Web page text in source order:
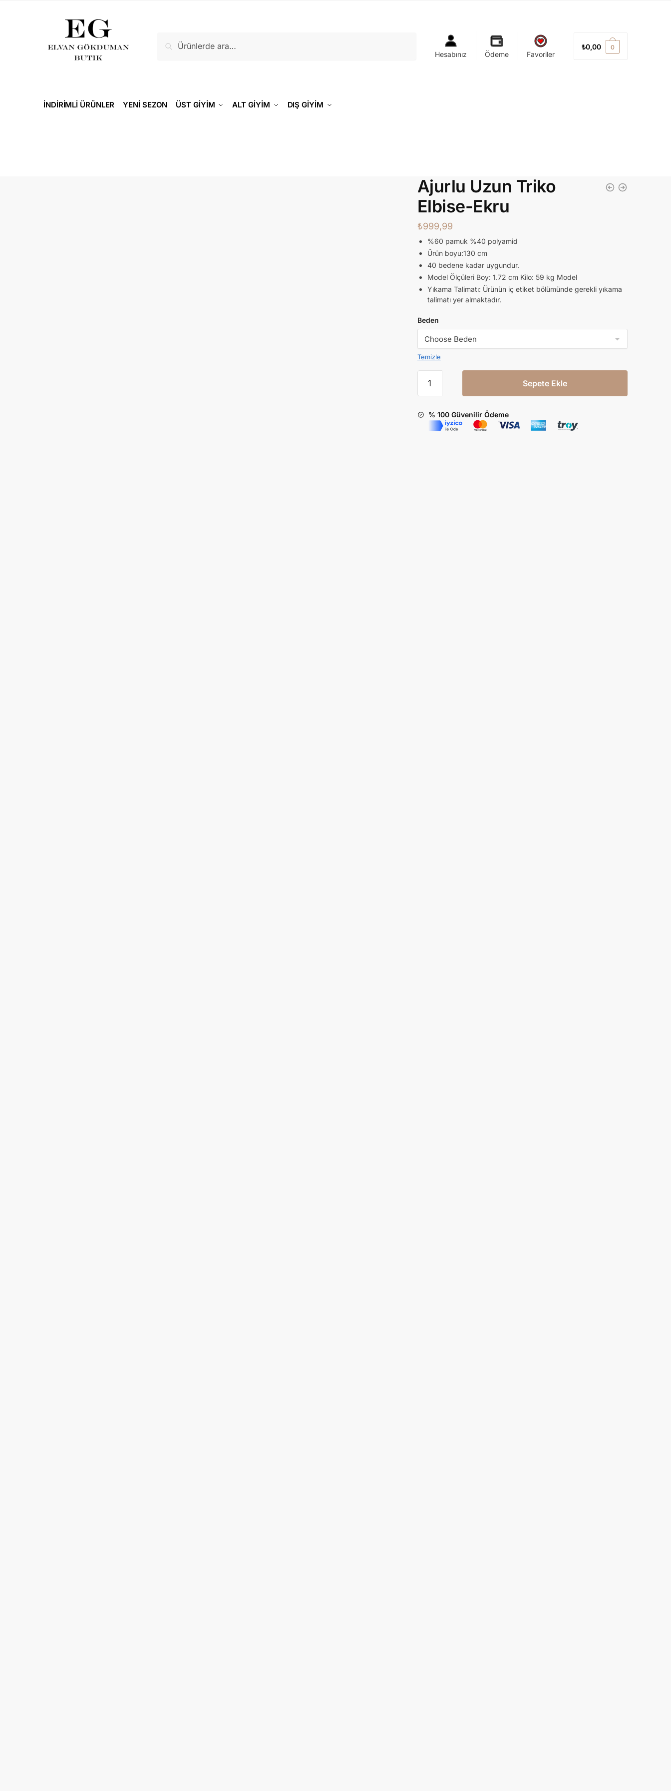
Hesabınız Ödeme Favoriler
₺0,00 0
İNDİRİMLİ ÜRÜNLER YENİ SEZON ÜST GİYİM ALT GİYİM DIŞ GİYİM
Ajurlu Uzun Triko
Elbise-Ekru
₺999,99
%60 pamuk %40 polyamid
Ürün boyu:130 cm
40 bedene kadar uygundur.
Model Ölçüleri Boy: 1.72 cm Kilo: 59 kg Model
Yıkama Talimatı: Ürünün iç etiket bölümünde gerekli yıkama
talimatı yer almaktadır.
Beden
Temizle
Sepete Ekle
% 100 Güvenilir Ödeme